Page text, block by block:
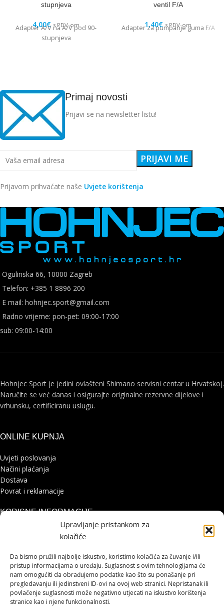
Upravljanje pristankom za
kolačiće
Da bismo pružili najbolje iskustvo, koristimo kolačića za čuvanje i/ili
pristup informacijama o uređaju. Suglasnost s ovim tehnologijama će
nam omogućiti da obrađujemo podatke kao što su ponašanje pri
pregledavanju ili jedinstveni ID-ovi na ovoj web stranici. Nepristanak ili
povlačenje suglasnosti može negativno utjecati na iskustvo korištenja
stranice kao i njene funkcionalnosti.
stupnjeva
4,00€ s PDV-om
Adapter A/V na A/V pod 90-
stupnjeva
ventil F/A
1,40€ s PDV-om
Adapter za pumpanje guma F/A
Primaj novosti
Prijavi se na newsletter listu!
Prijavom prihvaćate naše Uvjete korištenja
Ogulinska 66, 10000 Zagreb
Telefon: +385 1 8896 200
E mail: hohnjec.sport@gmail.com
Radno vrijeme: pon-pet: 09:00-17:00
sub: 09:00-14:00
Hohnjec Sport je jedini ovlašteni Shimano servisni centar u Hrvatskoj.
Naručite se već danas i osigurajte originalne rezervne dijelove i
vrhunsku, certificiranu uslugu.
ONLINE KUPNJA
Uvjeti poslovanja
Načini plaćanja
Dostava
Povrat i reklamacije
KORISNE INFORMACIJE
Zaštita osobnih podataka
Pohvale i prigovori
Platforma za online rješavanje sporova
STRANICE
Shimano servisni centar